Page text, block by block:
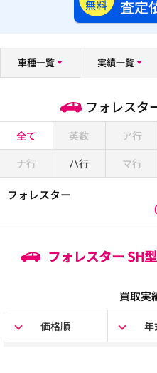
無料 査定
車種一覧 実績一覧
フォレスタ
全て 英数 ア行
ナ行
ハ行 マ行
フォレスター
フォレスター SH型
買取実
価格順 年